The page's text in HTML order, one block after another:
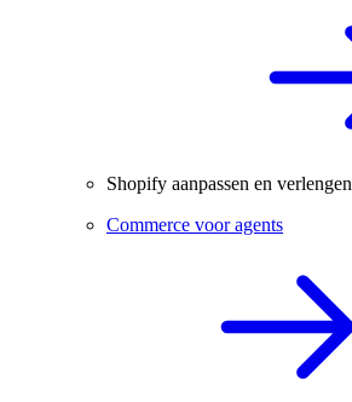
Shopify aanpassen en verlengen
Commerce voor agents